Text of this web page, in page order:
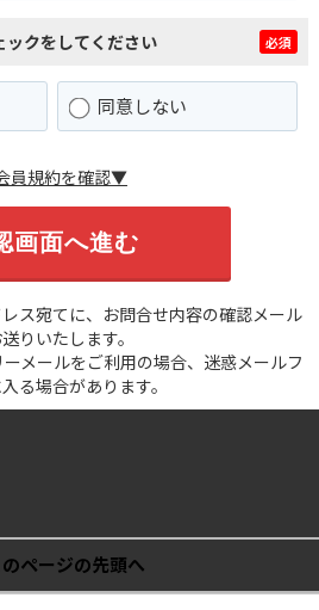
クをしてください 必須
同意しない
員規約を確認▼
ス宛てに、お問合せ内容の確認メール
りいたします。
メールをご利用の場合、迷惑メールフ
る場合があります。
のページの先頭へ